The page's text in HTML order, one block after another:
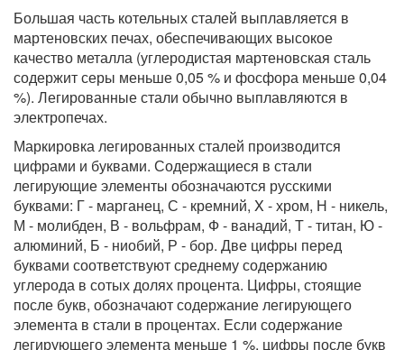
Большая часть котельных сталей выплавляется в
мартеновских печах, обеспечивающих высокое
качество металла (углеродистая мартеновская сталь
содержит серы меньше 0,05 % и фосфора меньше 0,04
%). Легированные стали обычно выплавляются в
электропечах.
Маркировка легированных сталей производится
цифрами и буквами. Содержащиеся в стали
легирующие элементы обозначаются русскими
буквами: Г - марганец, С - кремний, X - хром, Н - никель,
М - молибден, В - вольфрам, Ф - ванадий, Т - титан, Ю -
алюминий, Б - ниобий, Р - бор. Две цифры перед
буквами соответствуют среднему содержанию
углерода в сотых долях процента. Цифры, стоящие
после букв, обозначают содержание легирующего
элемента в стали в процентах. Если содержание
легирующего элемента меньше 1 %, цифры после букв